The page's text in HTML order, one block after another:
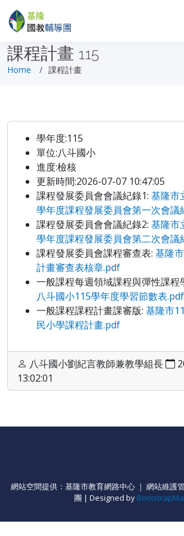
課程計畫 115
Home 課程計畫
學年度:115
單位:八斗國小
進度:檢核
更新時間:2026-07-07 10:47:05
課程發展委員會會議紀錄1: 基隆市
學年度課程發展委員會第一次會議
課程發展委員會會議紀錄2: 基隆市
學年度課程發展委員會第二次會議
課程發展委員會課程審查表: 基隆
計畫審查表核章.pdf
一般課程每週領域課程與彈性課程
八斗國小115學年度學習節數表.pdf
一般課程課程計畫課審版: 基隆市
民小學課程計畫.pdf
八斗國小劉紀言教師兼教學組長
13:02:01
網站空間提供：基隆市教育網路中心 ｜ 網站維護
團 | Designed by